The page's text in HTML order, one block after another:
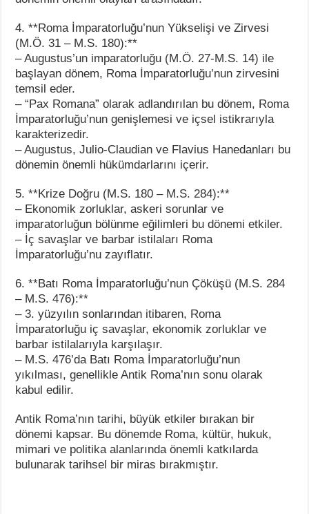
4. **Roma İmparatorluğu’nun Yükselişi ve Zirvesi
(M.Ö. 31 – M.S. 180):**
– Augustus’un imparatorluğu (M.Ö. 27-M.S. 14) ile
başlayan dönem, Roma İmparatorluğu’nun zirvesini
temsil eder.
– “Pax Romana” olarak adlandırılan bu dönem, Roma
İmparatorluğu’nun genişlemesi ve içsel istikrarıyla
karakterizedir.
– Augustus, Julio-Claudian ve Flavius Hanedanları bu
dönemin önemli hükümdarlarını içerir.
5. **Krize Doğru (M.S. 180 – M.S. 284):**
– Ekonomik zorluklar, askeri sorunlar ve
imparatorluğun bölünme eğilimleri bu dönemi etkiler.
– İç savaşlar ve barbar istilaları Roma
İmparatorluğu’nu zayıflatır.
6. **Batı Roma İmparatorluğu’nun Çöküşü (M.S. 284
– M.S. 476):**
– 3. yüzyılın sonlarından itibaren, Roma
İmparatorluğu iç savaşlar, ekonomik zorluklar ve
barbar istilalarıyla karşılaşır.
– M.S. 476’da Batı Roma İmparatorluğu’nun
yıkılması, genellikle Antik Roma’nın sonu olarak
kabul edilir.
Antik Roma’nın tarihi, büyük etkiler bırakan bir
dönemi kapsar. Bu dönemde Roma, kültür, hukuk,
mimari ve politika alanlarında önemli katkılarda
bulunarak tarihsel bir miras bırakmıştır.